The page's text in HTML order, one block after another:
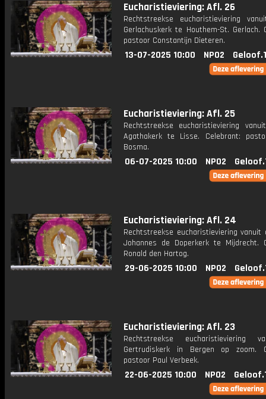
Eucharistieviering: Afl. 26
Rechtstreekse eucharistieviering
Gerlachuskerk te Houthem-St. Gerlach.
pastoor Constantijn Dieteren.
13-07-2025 10:00 NPO2
Eucharistieviering: Afl. 25
Rechtstreekse eucharistieviering
Agathakerk te Lisse. Celebrant:
Bosma.
06-07-2025 10:00 NPO2
Eucharistieviering: Afl. 24
Rechtstreekse eucharistieviering vanuit
Johannes de Doperkerk te Mijdrecht.
Ronald den Hartog.
29-06-2025 10:00 NPO2
Eucharistieviering: Afl. 23
Rechtstreekse eucharistieviering
Gertrudiskerk in Bergen op zoom.
pastoor Paul Verbeek.
22-06-2025 10:00 NPO2